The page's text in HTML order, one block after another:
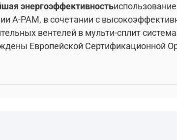
энергоэффективность
A-PAM, в сочетании с
вентелей в мульти-сплит
Европейской Сертификационной